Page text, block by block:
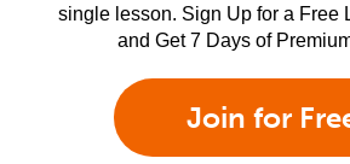
single lesson. Sign Up for a Free
and Get 7 Days of
Join for